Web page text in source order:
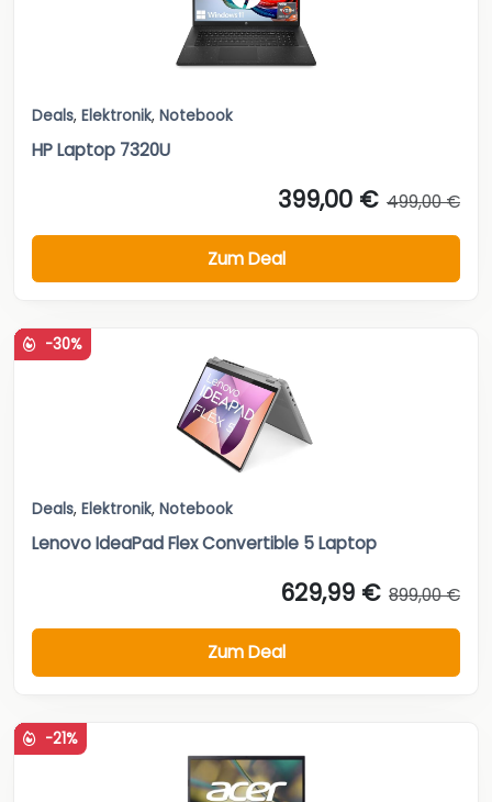
Deals, Elektronik, Notebook
HP Laptop 7320U
399,00 € 499,00 €
Zum Deal
-30%
Deals, Elektronik, Notebook
Lenovo IdeaPad Flex Convertible 5 Laptop
629,99 € 899,00 €
Zum Deal
-21%